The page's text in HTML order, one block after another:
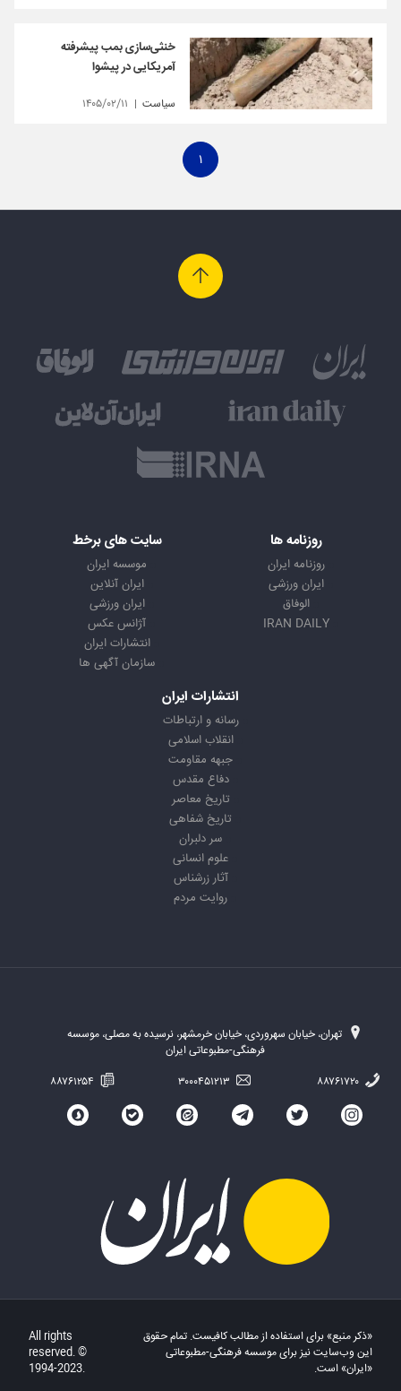
خنثی‌سازی بمب پیشرفته
آمریکایی در پیشوا
سیاست ۱۴۰۵/۰۲/۱۱
۱
روزنامه ها
روزنامه ایران
ایران ورزشی
الوفاق
IRAN DAILY
سایت های برخط
موسسه ایران
ایران آنلاین
ایران ورزشی
آژانس عکس
انتشارات ایران
سازمان آگهی ها
انتشارات ایران
رسانه و ارتباطات
انقلاب اسلامی
جبهه مقاومت
دفاع مقدس
تاریخ معاصر
تاریخ شفاهی
سر دلبران
علوم انسانی
آثار زرشناس
روایت مردم
تهران، خیابان سهروردی، خیابان خرمشهر، نرسیده به مصلی، موسسه
فرهنگی-مطبوعاتی ایران
«ذکر منبع» برای استفاده از مطالب کافیست. تمام حقوق
این وب‌سایت نیز برای موسسه فرهنگی-مطبوعاتی
«ایران» است.
All rights
reserved. ©
1994-2023.